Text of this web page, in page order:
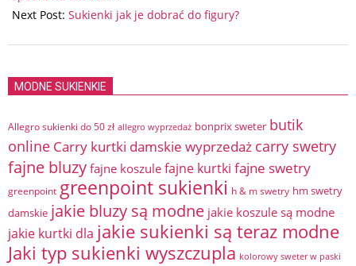
Next Post: Sukienki jak je dobrać do figury?
MODNE SUKIENKIE
Allegro sukienki do 50 zł allegro wyprzedaż bonprix sweter butik
online Carry kurtki damskie wyprzedaż carry swetry
fajne bluzy fajne koszule fajne kurtki fajne swetry
greenpoint greenpoint sukienki h & m swetry hm swetry
damskie jakie bluzy są modne jakie koszule są modne
jakie kurtki dla jakie sukienki są teraz modne
Jaki typ sukienki wyszczupla kolorowy sweter w paski